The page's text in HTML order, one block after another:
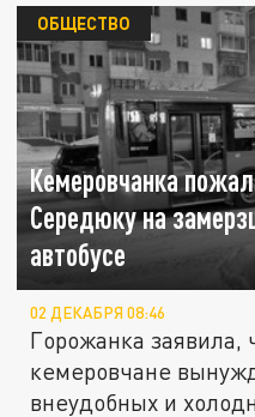
Кемеровчанка
Середюку на
автобусе
ОБЩЕСТВО
02 ДЕКАБРЯ 08:46
Горожанка заявила,
кемеровчане
внеудобных и